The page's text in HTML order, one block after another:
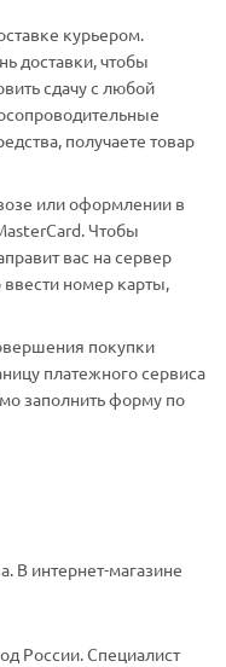
курьером.
доставки, чтобы
сдачу с любой
получаете товар
или оформлении в
Чтобы
вас на сервер
номер карты,
покупки
платежного сервиса
заполнить форму по
В интернет-магазине
России. Специалист